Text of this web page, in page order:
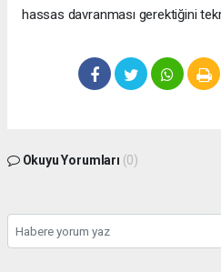
hassas davranması gerektiğini
Okuyu Yorumları (0)